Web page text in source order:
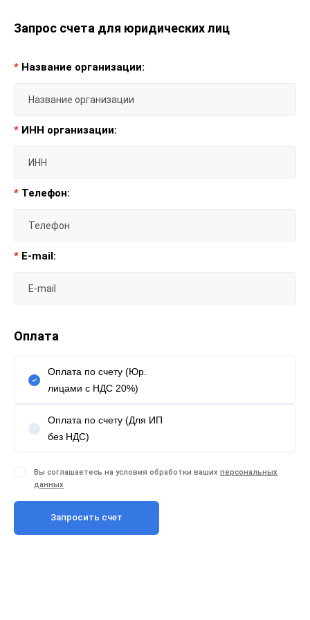
Запрос счета для юридических лиц
* Название организации:
* ИНН организации:
* Телефон:
* E-mail:
Оплата
Оплата по счету (Юр.
лицами с НДС 20%)
Оплата по счету (Для ИП
без НДС)
Вы соглашаетесь на условия обработки ваших персональных
данных